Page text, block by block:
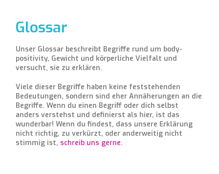
Glossar
Unser Glossar beschreibt Begriffe rund um body-
positivity, Gewicht und körperliche Vielfalt und
versucht, sie zu erklären.
Viele dieser Begriffe haben keine feststehenden
Bedeutungen, sondern sind eher Annäherungen an die
Begriffe. Wenn du einen Begriff oder dich selbst
anders verstehst und definierst als hier, ist das
wunderbar! Wenn du findest, dass unsere Erklärung
nicht richtig, zu verkürzt, oder anderweitig nicht
stimmig ist, schreib uns gerne.